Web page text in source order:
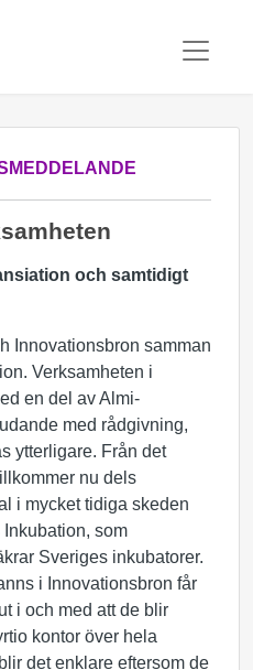
och samtidigt
Innovationsbron samman
Verksamheten i
en del av Almi-
med rådgivning,
ytterligare. Från det
nu dels
i mycket tidiga skeden
som
Sveriges inkubatorer.
i Innovationsbron får
i och med att de blir
kontor över hela
det enklare eftersom de